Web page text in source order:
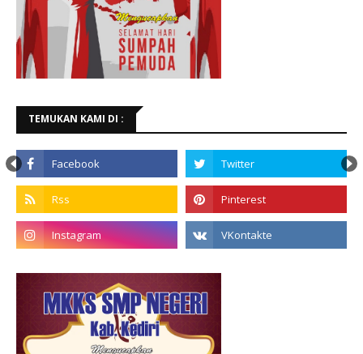
TEMUKAN KAMI DI :